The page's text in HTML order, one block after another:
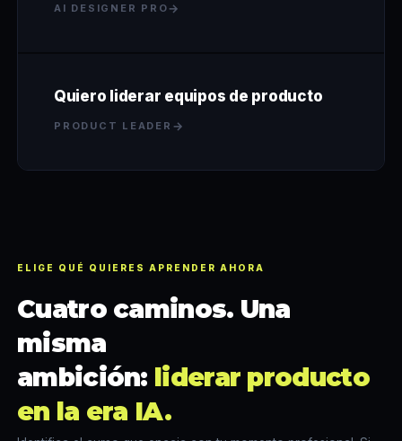
AI DESIGNER PRO→
Quiero liderar equipos de producto
PRODUCT LEADER →
ELIGE QUÉ QUIERES APRENDER AHORA
Cuatro caminos. Una
misma
ambición: liderar producto
en la era IA.